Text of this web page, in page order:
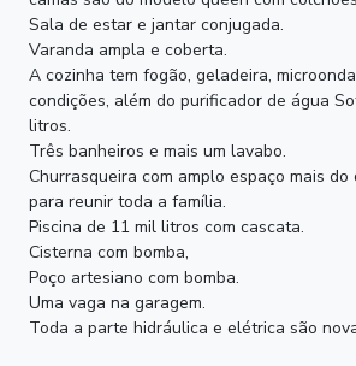
Sala de estar e jantar conjugada.
Varanda ampla e coberta.
A cozinha tem fogão, geladeira,
condições, além do purificador de água
litros.
Três banheiros e mais um lavabo.
Churrasqueira com amplo espaço mais
para reunir toda a família.
Piscina de 11 mil litros com cascata.
Cisterna com bomba,
Poço artesiano com bomba.
Uma vaga na garagem.
Toda a parte hidráulica e elétrica são